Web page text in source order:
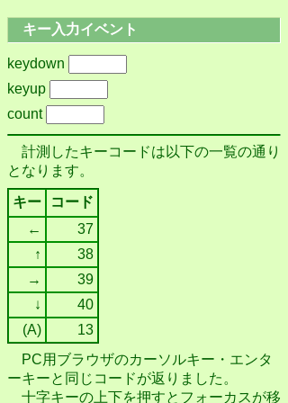
キー入力イベント
keydown
keyup
count
計測したキーコードは以下の一覧の通り
となります。
キー
コード
←
37
↑
38
→
39
↓
40
(A)
13
PC用ブラウザのカーソルキー・エンタ
ーキーと同じコードが返りました。
十字キーの上下を押すとフォーカスが移